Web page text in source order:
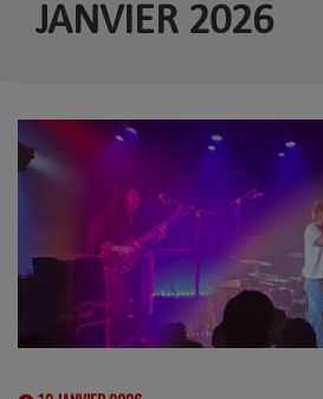
JANVIER 2026